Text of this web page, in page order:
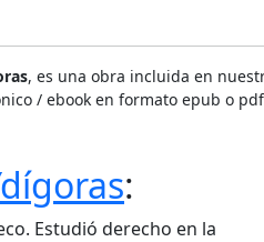
, es una obra incluida en
/ ebook en formato epub o
:
Estudió derecho en la